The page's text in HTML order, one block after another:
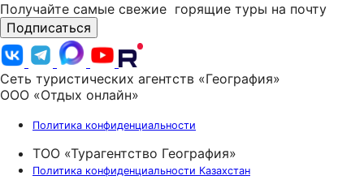
Получайте самые свежие горящие туры на почту
Подписаться
Сеть туристических агентств «География»
ООО «Отдых онлайн»
Политика конфиденциальности
ТОО «Турагентство География»
Политика конфиденциальности Казахстан